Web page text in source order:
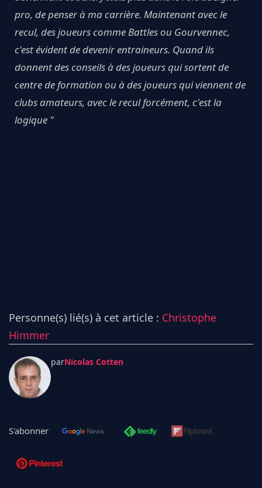
pro, de penser à ma carrière. Maintenant avec le
recul, des joueurs comme Battles ou Gourvennec,
c'est évident de devenir entraineurs. Quand ils
donnent des conseils à des joueurs qui sortent de
centre de formation ou à des joueurs qui viennent de
clubs amateurs, avec le recul forcément, c'est la
logique "
Personne(s) lié(s) à cet article : Christophe
Himmer
parNicolas Cotten
S'abonner